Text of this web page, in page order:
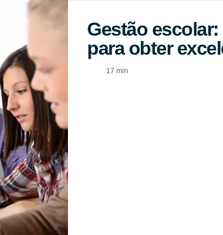
Gestão
para obter
17 min